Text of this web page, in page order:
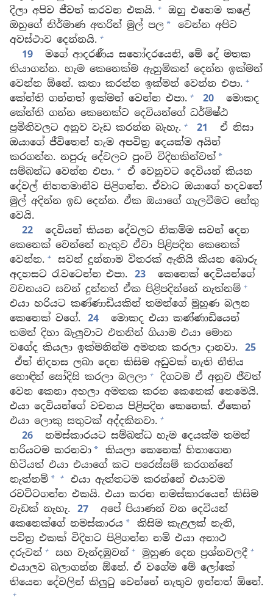
දීලා අපිව ජීවත් කරවන එකයි. +
ඔහු එහෙම කළේ
ඔහුගේ නිර්මාණ අතරින් මුල් පල * වෙන්න අපිට
අවස්ථාව දෙන්නයි. +
19
මගේ ආදරණීය සහෝදරයෙනි, මේ දේ මතක
තියාගන්න. හැම කෙනෙක්ම ඇහුම්කන් දෙන්න ඉක්මන්
වෙන්න ඕනේ. කතා කරන්න ඉක්මන් වෙන්න එපා. +
කේන්ති ගන්නත් ඉක්මන් වෙන්න එපා. + 20
මොකද
කේන්ති ගන්න කෙනෙක්ට දෙවියන්ගේ ධර්මිෂ්ඨ
ප්‍රමිතිවලට අනුව වැඩ කරන්න බැහැ. + 21
ඒ නිසා
ඔයාගේ ජීවිතෙන් හැම අපවිත්‍ර දෙයක්ම අයින්
කරගන්න. නපුරු දේවලට පුංචි විදිහකින්වත් *
සම්බන්ධ වෙන්න එපා. +
ඒ වෙනුවට දෙවියන් කියන
දේවල් නිහතමානීව පිළිගන්න. ඒවාට ඔයාගේ හදවතේ
මුල් අදින්න ඉඩ දෙන්න. ඒක ඔයාගේ ගැලවීමට හේතු
වෙයි.
22
දෙවියන් කියන දේවලට නිකම්ම සවන් දෙන
කෙනෙක් වෙන්නේ නැතුව ඒවා පිළිපදින කෙනෙක්
වෙන්න. +
සවන් දුන්නාම විතරක් ඇතියි කියන බොරු
අදහසට රැවටෙන්න එපා.
23
කෙනෙක් දෙවියන්ගේ
වචනයට සවන් දුන්නත් ඒක පිළිපදින්නේ නැත්නම් +
එයා හරියට කණ්ණාඩියකින් තමන්ගේ මුහුණ බලන
කෙනෙක් වගේ.
24
මොකද එයා කණ්ණාඩියෙන්
තමන් දිහා බැලුවාට එතනින් ගියාම එයා මොන
වගේද කියලා ඉක්මනින්ම අමතක කරලා දානවා.
25
ඒත් නිදහස ලබා දෙන කිසිම අඩුවක් නැති නීතිය
හොඳින් සෝදිසි කරලා බලලා +
දිගටම ඒ අනුව ජීවත්
වෙන කෙනා අහලා අමතක කරන කෙනෙක් නෙමෙයි.
එයා දෙවියන්ගේ වචනය පිළිපදින කෙනෙක්. ඒකෙන්
එයා ලොකු සතුටක් අද්දකිනවා. +
26
නමස්කාරයට සම්බන්ධ හැම දෙයක්ම තමන්
හරියටම කරනවා * කියලා කෙනෙක් හිතාගෙන
හිටියත් එයා එයාගේ කට පරෙස්සම් කරගන්නේ
නැත්නම් * +
එයා ඇත්තටම කරන්නේ එයාවම
රවට්ටගන්න එකයි. එයා කරන නමස්කාරයෙන් කිසිම
වැඩක් නැහැ.
27
අපේ පියාණන් වන දෙවියන්
කෙනෙක්ගේ නමස්කාරය * කිසිම කැළලක් නැති,
පවිත්‍ර එකක් විදිහට පිළිගන්න නම් එයා අනාථ
දරුවන් + සහ වැන්දඹුවන් + මුහුණ දෙන ප්‍රශ්නවලදී +
එයාලව බලාගන්න ඕනේ. ඒ වගේම මේ ලෝකේ
තියෙන දේවලින් කිලුටු වෙන්නේ නැතුව ඉන්නත් ඕනේ.
+